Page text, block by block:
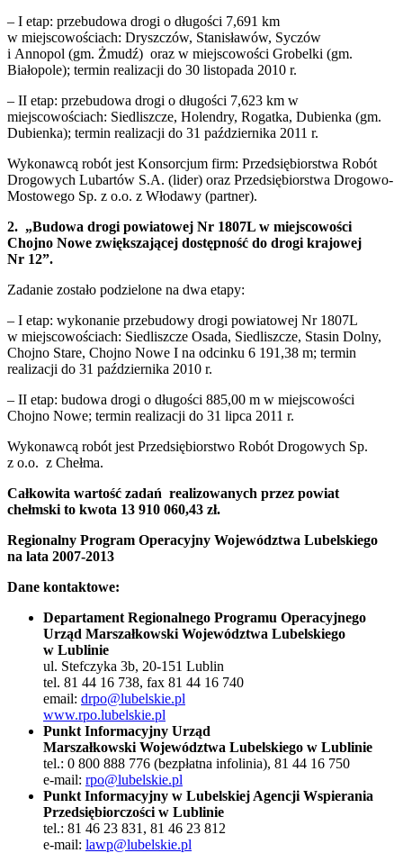
– I etap: przebudowa drogi o długości 7,691 km
w miejscowościach: Dryszczów, Stanisławów, Syczów
i Annopol (gm. Żmudź) oraz w miejscowości Grobelki (gm.
Białopole); termin realizacji do 30 listopada 2010 r.
– II etap: przebudowa drogi o długości 7,623 km w
miejscowościach: Siedliszcze, Holendry, Rogatka, Dubienka (gm.
Dubienka); termin realizacji do 31 października 2011 r.
Wykonawcą robót jest Konsorcjum firm: Przedsiębiorstwa Robót
Drogowych Lubartów S.A. (lider) oraz Przedsiębiorstwa Drogowo-
Mostowego Sp. z o.o. z Włodawy (partner).
2. „Budowa drogi powiatowej Nr 1807L w miejscowości
Chojno Nowe zwiększającej dostępność do drogi krajowej
Nr 12”.
Zadanie zostało podzielone na dwa etapy:
– I etap: wykonanie przebudowy drogi powiatowej Nr 1807L
w miejscowościach: Siedliszcze Osada, Siedliszcze, Stasin Dolny,
Chojno Stare, Chojno Nowe I na odcinku 6 191,38 m; termin
realizacji do 31 października 2010 r.
– II etap: budowa drogi o długości 885,00 m w miejscowości
Chojno Nowe; termin realizacji do 31 lipca 2011 r.
Wykonawcą robót jest Przedsiębiorstwo Robót Drogowych Sp.
z o.o. z Chełma.
Całkowita wartość zadań realizowanych przez powiat
chełmski to kwota 13 910 060,43 zł.
Regionalny Program Operacyjny Województwa Lubelskiego
na lata 2007-2013
Dane kontaktowe:
Departament Regionalnego Programu Operacyjnego
Urząd Marszałkowski Województwa Lubelskiego
w Lublinie
ul. Stefczyka 3b, 20-151 Lublin
tel. 81 44 16 738, fax 81 44 16 740
email: drpo@lubelskie.pl
www.rpo.lubelskie.pl
Punkt Informacyjny Urząd
Marszałkowski Województwa Lubelskiego w Lublinie
tel.: 0 800 888 776 (bezpłatna infolinia), 81 44 16 750
e-mail: rpo@lubelskie.pl
Punkt Informacyjny w Lubelskiej Agencji Wspierania
Przedsiębiorczości w Lublinie
tel.: 81 46 23 831, 81 46 23 812
e-mail: lawp@lubelskie.pl